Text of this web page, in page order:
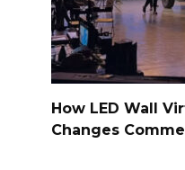
How LED Wall
Changes